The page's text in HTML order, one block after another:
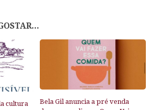
cultura
Bela Gil anuncia a pré venda